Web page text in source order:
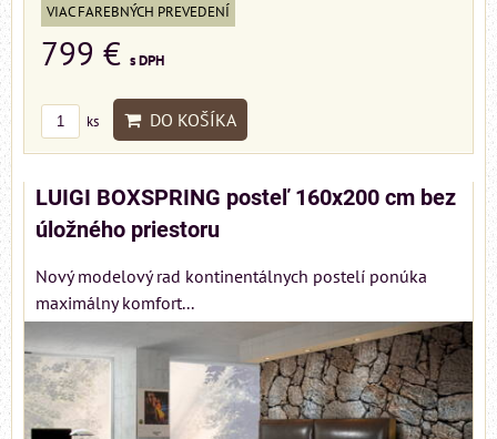
VIAC FAREBNÝCH PREVEDENÍ
799 € s DPH
ks DO KOŠÍKA
LUIGI BOXSPRING posteľ 160x200 cm bez
úložného priestoru
Nový modelový rad kontinentálnych postelí ponúka
maximálny komfort...